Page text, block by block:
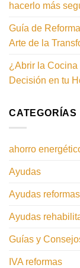
hacerlo más
Guía de
Arte de la
¿Abrir la Cocina
Decisión en tu
CATEGORÍAS
ahorro
Ayudas
Ayudas reformas
Ayudas
Guías y
IVA reformas